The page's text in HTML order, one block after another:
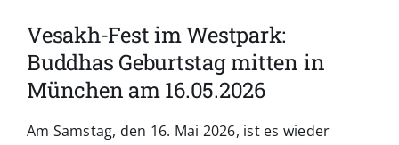
Vesakh-Fest im Westpark:
Buddhas Geburtstag mitten in
München am 16.05.2026
Am Samstag, den 16. Mai 2026, ist es wieder